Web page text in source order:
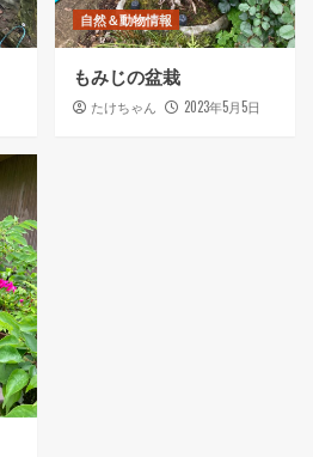
自然＆動物情報
もみじの盆栽
たけちゃん 2023年5月5日